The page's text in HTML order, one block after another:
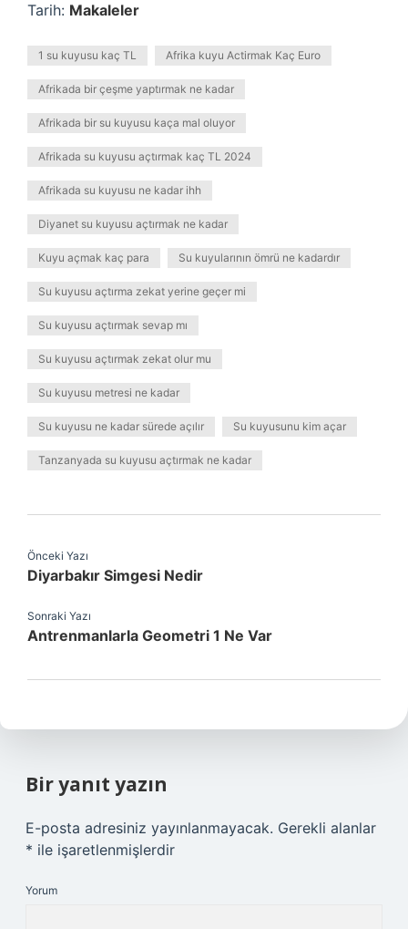
Tarih: Makaleler
1 su kuyusu kaç TL Afrika kuyu Actirmak Kaç Euro
Afrikada bir çeşme yaptırmak ne kadar
Afrikada bir su kuyusu kaça mal oluyor
Afrikada su kuyusu açtırmak kaç TL 2024
Afrikada su kuyusu ne kadar ihh
Diyanet su kuyusu açtırmak ne kadar
Kuyu açmak kaç para Su kuyularının ömrü ne kadardır
Su kuyusu açtırma zekat yerine geçer mi
Su kuyusu açtırmak sevap mı
Su kuyusu açtırmak zekat olur mu
Su kuyusu metresi ne kadar
Su kuyusu ne kadar sürede açılır Su kuyusunu kim açar
Tanzanyada su kuyusu açtırmak ne kadar
Önceki Yazı
Diyarbakır Simgesi Nedir
Sonraki Yazı
Antrenmanlarla Geometri 1 Ne Var
Bir yanıt yazın
E-posta adresiniz yayınlanmayacak. Gerekli alanlar
* ile işaretlenmişlerdir
Yorum